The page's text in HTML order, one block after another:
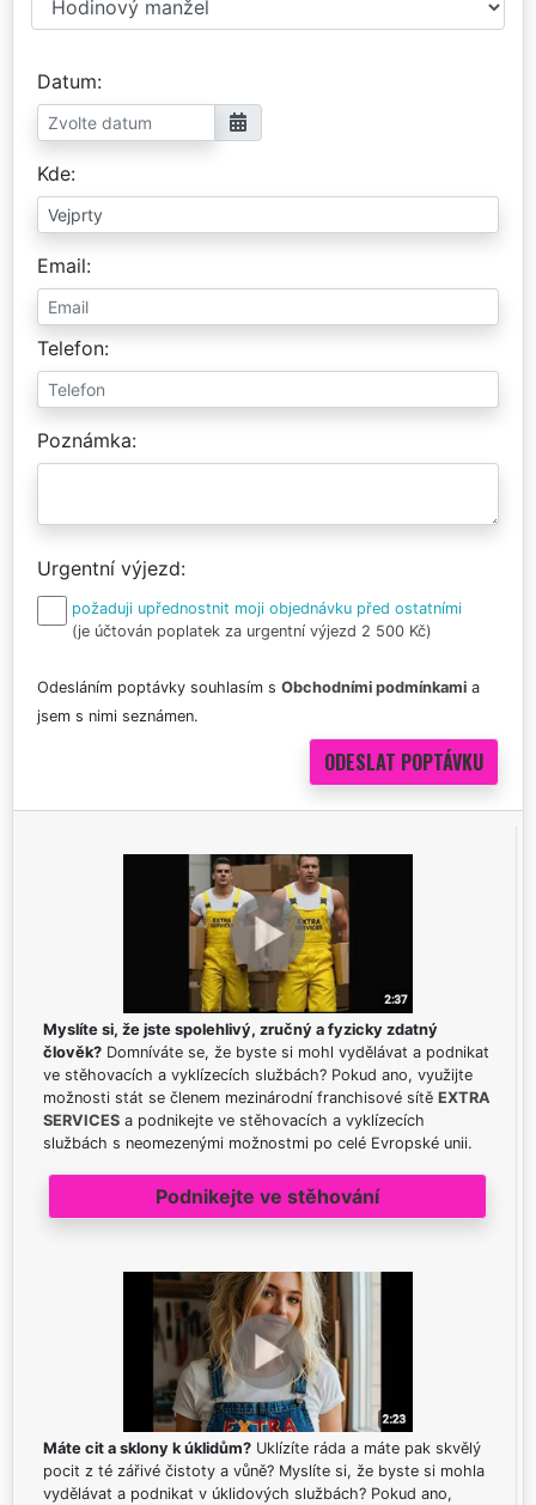
Datum
Kde
Email
Telefon
Poznámka
Urgentní výjezd
požaduji upřednostnit moji objednávku před ostatními
(je účtován poplatek za urgentní výjezd 2 500 Kč)
Odesláním poptávky souhlasím s Obchodními podmínkami a
jsem s nimi seznámen.
Myslíte si, že jste spolehlivý, zručný a fyzicky zdatný
člověk? Domníváte se, že byste si mohl vydělávat a podnikat
ve stěhovacích a vyklízecích službách? Pokud ano, využijte
možnosti stát se členem mezinárodní franchisové sítě EXTRA
SERVICES a podnikejte ve stěhovacích a vyklízecích
službách s neomezenými možnostmi po celé Evropské unii.
Podnikejte ve stěhování
Máte cit a sklony k úklidům? Uklízíte ráda a máte pak skvělý
pocit z té zářivé čistoty a vůně? Myslíte si, že byste si mohla
vydělávat a podnikat v úklidových službách? Pokud ano,